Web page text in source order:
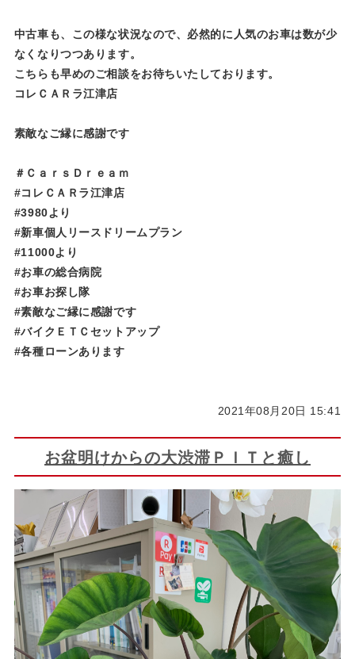
中古車も、この様な状況なので、必然的に人気のお車は数が少
なくなりつつあります。
こちらも早めのご相談をお待ちいたしております。
コレＣＡＲラ江津店
素敵なご縁に感謝です
＃ＣａｒｓＤｒｅａｍ
#コレＣＡＲラ江津店
#3980より
#新車個人リースドリームプラン
#11000より
#お車の総合病院
#お車お探し隊
#素敵なご縁に感謝です
#バイクＥＴＣセットアップ
#各種ローンあります
2021年08月20日 15:41
お盆明けからの大渋滞ＰＩＴと癒し